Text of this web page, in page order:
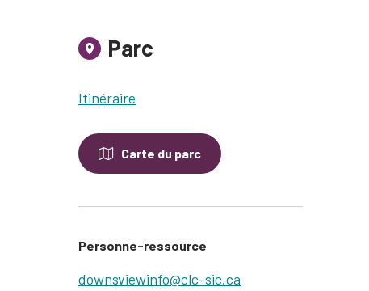
Parc
Itinéraire
Carte du parc
Personne-ressource
downsviewinfo@clc-sic.ca